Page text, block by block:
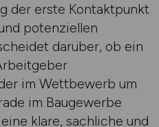
der erste Kontaktpunkt
potenziellen
darüber, ob ein
im Wettbewerb um
im Baugewerbe
klare, sachliche und